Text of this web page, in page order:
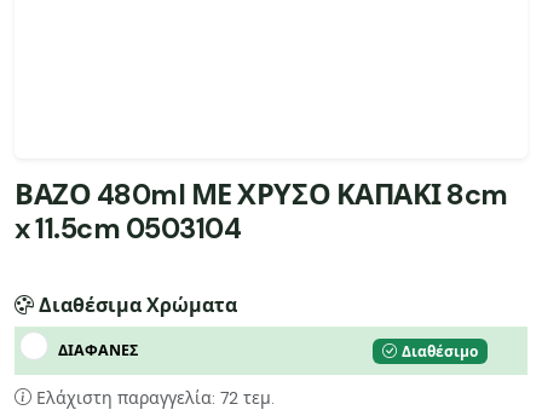
ΒΑΖΟ 480ml ΜΕ ΧΡΥΣΟ ΚΑΠΑΚΙ 8cm
x 11.5cm 0503104
Διαθέσιμα Χρώματα
ΔΙΑΦΑΝΕΣ Διαθέσιμο
Ελάχιστη παραγγελία: 72 τεμ.